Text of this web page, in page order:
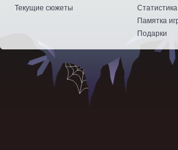
Текущие сюжеты
Памятка
Подарки